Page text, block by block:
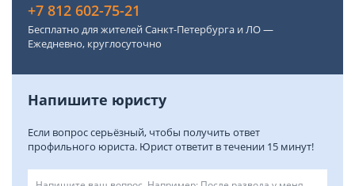
+7 812 602-75-21
Бесплатно для жителей Санкт-Петербурга и ЛО —
Ежедневно, круглосуточно
Напишите юристу
Если вопрос серьёзный, чтобы получить ответ
профильного юриста. Юрист ответит в течении 15 минут!